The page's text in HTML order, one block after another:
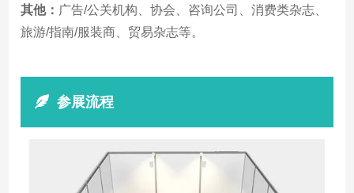
其他： 广告/公关机构、协会、咨询公司、消费类杂志、
旅游/指南/服装商、贸易杂志等。
参展流程